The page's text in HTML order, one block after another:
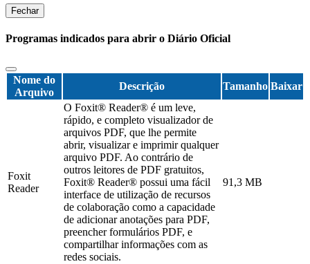
Fechar
Programas indicados para abrir o Diário Oficial
Nome do
Arquivo
Descrição Tamanho Baixar
Foxit
Reader
O Foxit® Reader® é um leve,
rápido, e completo visualizador de
arquivos PDF, que lhe permite
abrir, visualizar e imprimir qualquer
arquivo PDF. Ao contrário de
outros leitores de PDF gratuitos,
Foxit® Reader® possui uma fácil
interface de utilização de recursos
de colaboração como a capacidade
de adicionar anotações para PDF,
preencher formulários PDF, e
compartilhar informações com as
redes sociais.
91,3 MB